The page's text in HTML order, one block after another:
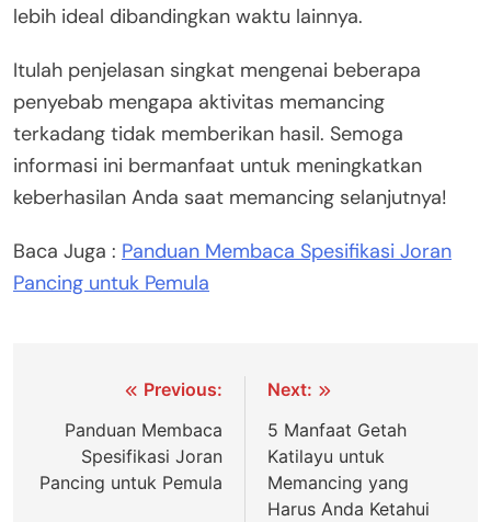
lebih ideal dibandingkan waktu lainnya.
Itulah penjelasan singkat mengenai beberapa
penyebab mengapa aktivitas memancing
terkadang tidak memberikan hasil. Semoga
informasi ini bermanfaat untuk meningkatkan
keberhasilan Anda saat memancing selanjutnya!
Baca Juga : Panduan Membaca Spesifikasi Joran
Pancing untuk Pemula
Navigasi
pos
Previous:
Panduan Membaca
Spesifikasi Joran
Pancing untuk Pemula
Next:
5 Manfaat Getah
Katilayu untuk
Memancing yang
Harus Anda Ketahui